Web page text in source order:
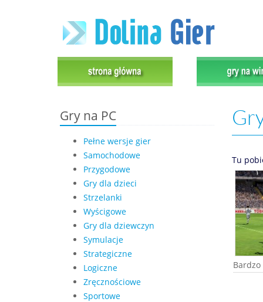
Gry na PC
Pełne wersje gier
Samochodowe
Przygodowe
Gry dla dzieci
Strzelanki
Wyścigowe
Gry dla dziewczyn
Symulacje
Strategiczne
Logiczne
Zręcznościowe
Sportowe
Tu